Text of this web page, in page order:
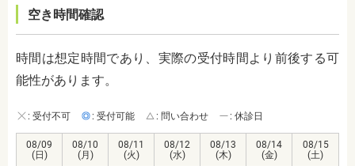
空き時間確認
時間は想定時間であり、実際の受付時間より前後する可
能性があります。
: 受付不可 : 受付可能 : 問い合わせ : 休診日
08/09
(日)
08/10
(月)
08/11
(火)
08/12
(水)
08/13
(木)
08/14
(金)
08/15
(土)